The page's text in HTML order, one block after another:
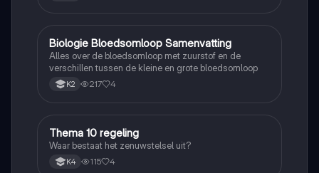
Biologie
Biologie Bloedsomloop Samenvatting
Alles over de bloedsomloop met zuurstof en de
verschillen tussen de kleine en grote bloedsomloop
K2 217 4
Biologie
Thema 10 regeling
Waar bestaat het zenuwstelsel uit?
K4 115 4